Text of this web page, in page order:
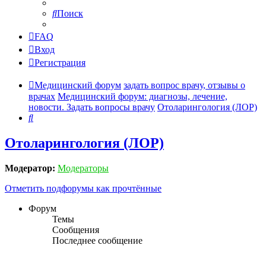
Поиск
FAQ
Вход
Регистрация
Медицинский форум задать вопрос врачу, отзывы о
врачах Медицинский форум: диагнозы, лечение,
новости. Задать вопросы врачу Отоларингология (ЛОР)
Поиск
Отоларингология (ЛОР)
Модератор: Модераторы
Отметить подфорумы как прочтённые
Форум
Темы
Сообщения
Последнее сообщение